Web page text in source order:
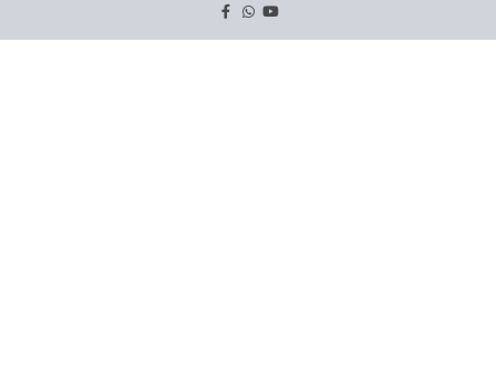
Facebook
Whatsapp
youtube